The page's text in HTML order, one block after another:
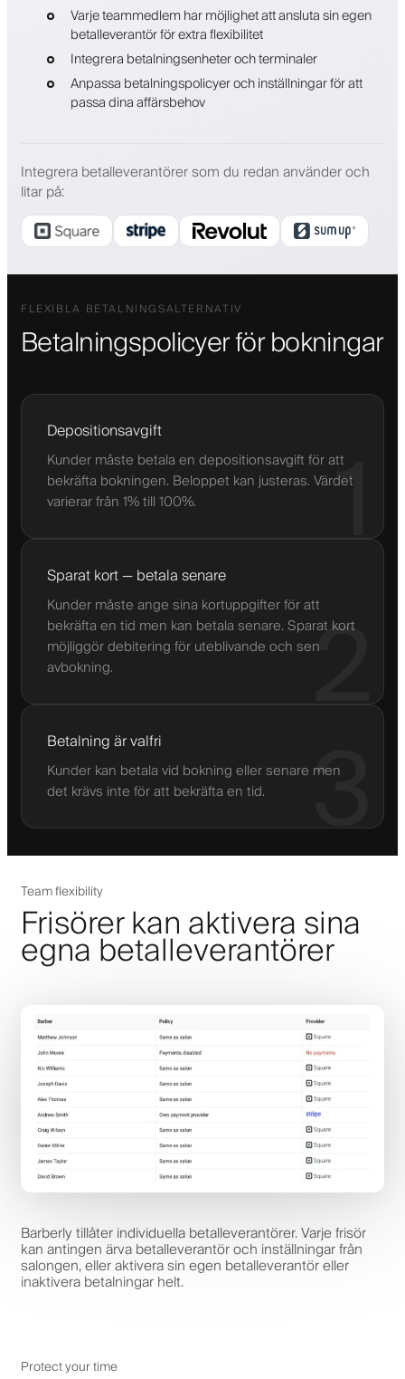
Varje teammedlem har möjlighet att ansluta sin egen
betalleverantör för extra flexibilitet
Integrera betalningsenheter och terminaler
Anpassa betalningspolicyer och inställningar för att
passa dina affärsbehov
Integrera betalleverantörer som du redan använder och
litar på:
FLEXIBLA BETALNINGSALTERNATIV
Betalningspolicyer för bokningar
1
Depositionsavgift
Kunder måste betala en depositionsavgift för att
bekräfta bokningen. Beloppet kan justeras. Värdet
varierar från 1% till 100%.
2
Sparat kort — betala senare
Kunder måste ange sina kortuppgifter för att
bekräfta en tid men kan betala senare. Sparat kort
möjliggör debitering för uteblivande och sen
avbokning.
3
Betalning är valfri
Kunder kan betala vid bokning eller senare men
det krävs inte för att bekräfta en tid.
Team flexibility
Frisörer kan aktivera sina
egna betalleverantörer
Barberly tillåter individuella betalleverantörer. Varje frisör
kan antingen ärva betalleverantör och inställningar från
salongen, eller aktivera sin egen betalleverantör eller
inaktivera betalningar helt.
Protect your time